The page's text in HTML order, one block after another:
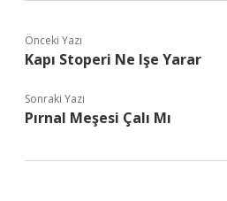
Önceki Yazı
Kapı Stoperi Ne Işe Yarar
Sonraki Yazı
Pırnal Meşesi Çalı Mı